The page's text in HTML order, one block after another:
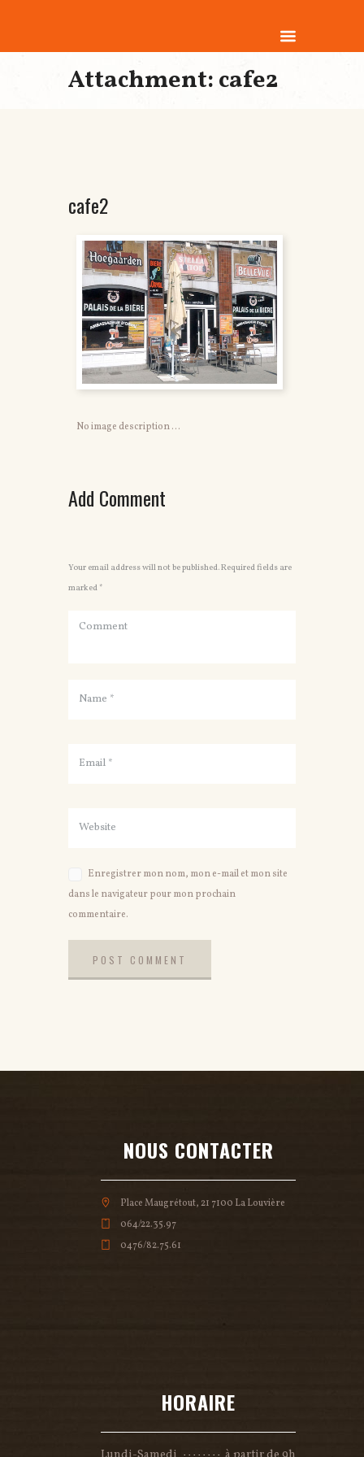
Attachment: cafe2
cafe2
No image description ...
Add Comment
Your email address will not be published. Required fields are
marked *
Enregistrer mon nom, mon e-mail et mon site
dans le navigateur pour mon prochain
commentaire.
NOUS CONTACTER
Place Maugrétout, 21 7100 La Louvière
064/22.35.97
0476/82.75.61
HORAIRE